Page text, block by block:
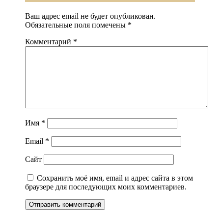
Ваш адрес email не будет опубликован.
Обязательные поля помечены *
Комментарий *
Имя *
Email *
Сайт
Сохранить моё имя, email и адрес сайта в этом
браузере для последующих моих комментариев.